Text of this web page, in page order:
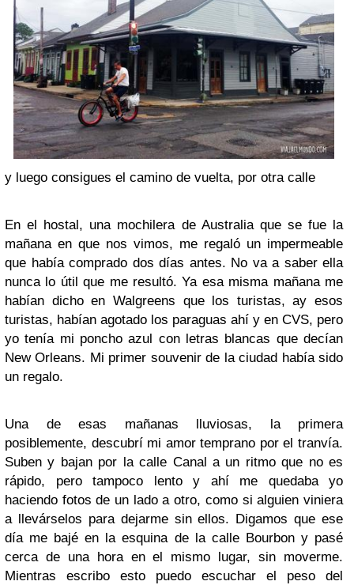
y luego consigues el camino de vuelta, por otra calle
En el hostal, una mochilera de Australia que se fue la
mañana en que nos vimos, me regaló un impermeable
que había comprado dos días antes. No va a saber ella
nunca lo útil que me resultó. Ya esa misma mañana me
habían dicho en Walgreens que los turistas, ay esos
turistas, habían agotado los paraguas ahí y en CVS, pero
yo tenía mi poncho azul con letras blancas que decían
New Orleans. Mi primer souvenir de la ciudad había sido
un regalo.
Una de esas mañanas lluviosas, la primera
posiblemente, descubrí mi amor temprano por el tranvía.
Suben y bajan por la calle Canal a un ritmo que no es
rápido, pero tampoco lento y ahí me quedaba yo
haciendo fotos de un lado a otro, como si alguien viniera
a llevárselos para dejarme sin ellos. Digamos que ese
día me bajé en la esquina de la calle Bourbon y pasé
cerca de una hora en el mismo lugar, sin moverme.
Mientras escribo esto puedo escuchar el peso del